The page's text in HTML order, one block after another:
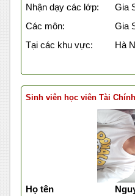
Nhận dạy các lớp:
Gia
Các môn:
Gia
Tại các khu vực:
Hà
Sinh viên học viên Tài
Họ tên